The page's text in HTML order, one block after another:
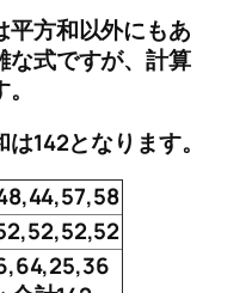
平方和以外にもあ
な式ですが、計算
142となります。